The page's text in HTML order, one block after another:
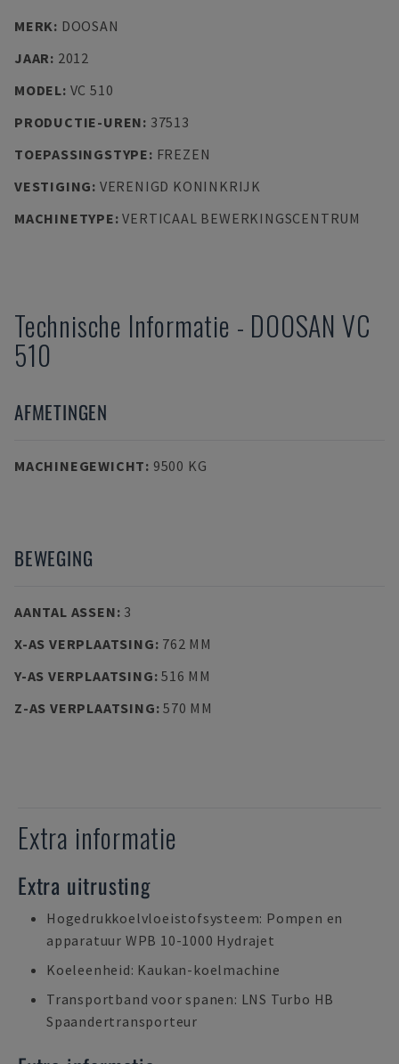
MERK: DOOSAN
JAAR: 2012
MODEL: VC 510
PRODUCTIE-UREN: 37513
TOEPASSINGSTYPE: FREZEN
VESTIGING: VERENIGD KONINKRIJK
MACHINETYPE:VERTICAAL BEWERKINGSCENTRUM
Technische Informatie - DOOSAN VC
510
AFMETINGEN
MACHINEGEWICHT: 9500 KG
BEWEGING
AANTAL ASSEN: 3
X-AS VERPLAATSING: 762 MM
Y-AS VERPLAATSING:516 MM
Z-AS VERPLAATSING:570 MM
Extra informatie
Extra uitrusting
Hogedrukkoelvloeistofsysteem: Pompen en
apparatuur WPB 10-1000 Hydrajet
Koeleenheid: Kaukan-koelmachine
Transportband voor spanen: LNS Turbo HB
Spaandertransporteur